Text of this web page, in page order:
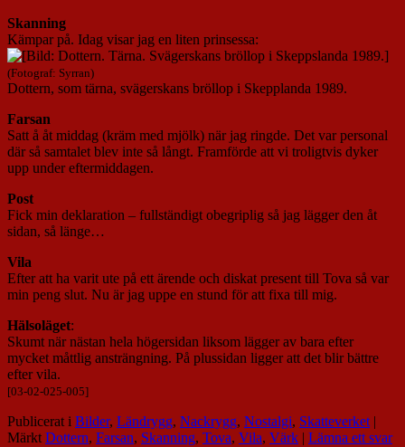
Skanning
Kämpar på. Idag visar jag en liten prinsessa:
(Fotograf: Syrran)
Dottern, som tärna, svägerskans bröllop i Skepplanda 1989.
Farsan
Satt å åt middag (kräm med mjölk) när jag ringde. Det var personal
där så samtalet blev inte så långt. Framförde att vi troligtvis dyker
upp under eftermiddagen.
Post
Fick min deklaration – fullständigt obegriplig så jag lägger den åt
sidan, så länge…
Vila
Efter att ha varit ute på ett ärende och diskat present till Tova så var
min peng slut. Nu är jag uppe en stund för att fixa till mig.
Hälsoläget:
Skumt när nästan hela högersidan liksom lägger av bara efter
mycket måttlig ansträngning. På plussidan ligger att det blir bättre
efter vila.
[03-02-025-005]
Publicerat i Bilder, Ländrygg, Nackrygg, Nostalgi, Skatteverket |
Märkt Dottern, Farsan, Skanning, Tova, Vila, Värk | Lämna ett svar